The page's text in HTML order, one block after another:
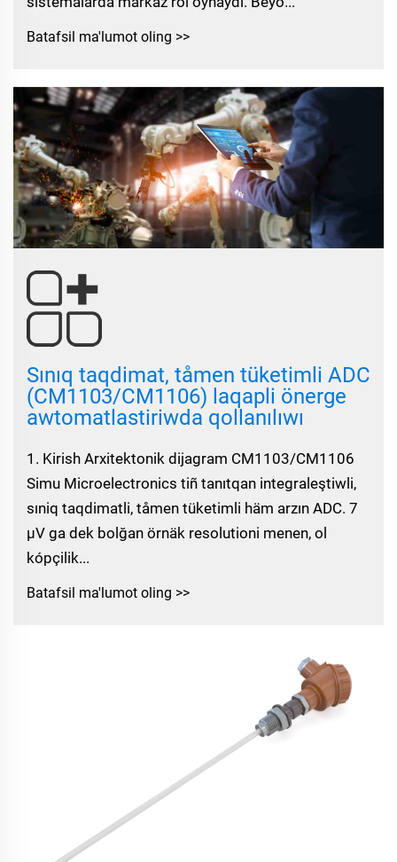
Batafsil ma'lumot oling >>
Sınıq taqdimat, tåmen tüketimli ADC
(CM1103/CM1106) laqapli önerge
awtomatlastiriwda qollanılıwı
1. Kirish Arxitektonik dijagram CM1103/CM1106
Simu Microelectronics tiñ tanıtqan integraleştiwli,
sıniq taqdimatli, tåmen tüketimli häm arzın ADC. 7
µV ga dek bolğan örnäk resolutioni menen, ol
kópçilik...
Batafsil ma'lumot oling >>